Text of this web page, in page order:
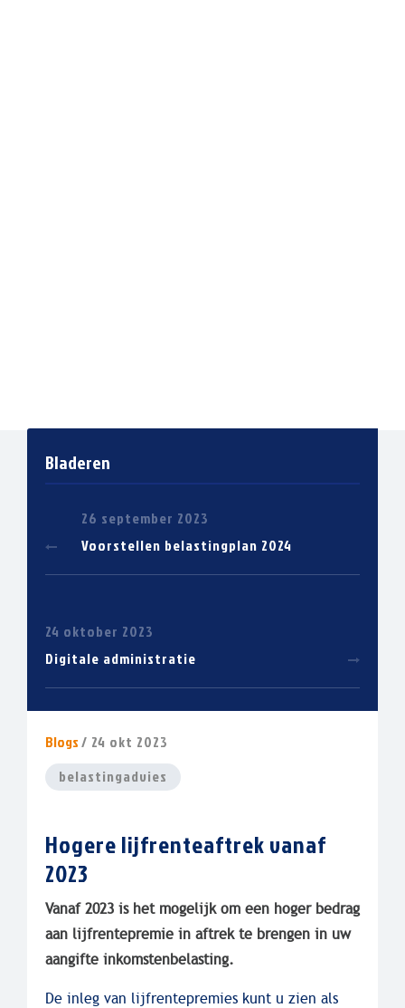
Bladeren
26 september 2023
Voorstellen belastingplan 2024
24 oktober 2023
Digitale administratie
Blogs/ 24 okt 2023
belastingadvies
Hogere lijfrenteaftrek vanaf
2023
Vanaf 2023 is het mogelijk om een hoger bedrag
aan lijfrentepremie in aftrek te brengen in uw
aangifte inkomstenbelasting.
De inleg van lijfrentepremies kunt u zien als